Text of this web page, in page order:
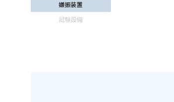
嫌振装置
試験設備